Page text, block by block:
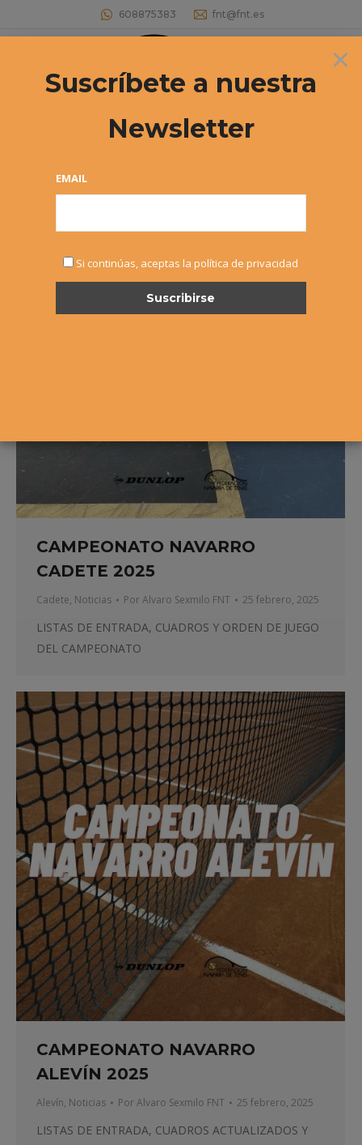
608875383 fnt@fnt.es
Buscar:
Archivos por mes: febrero 2025
CAMPEONATO NAVARRO
CADETE 2025
Cadete, Noticias PorAlvaro Sexmilo FNT 25 febrero, 2025
LISTAS DE ENTRADA, CUADROS Y ORDEN DE JUEGO
DEL CAMPEONATO
CAMPEONATO NAVARRO
ALEVÍN 2025
Alevín, Noticias PorAlvaro Sexmilo FNT 25 febrero, 2025
LISTAS DE ENTRADA, CUADROS ACTUALIZADOS Y
×
Suscríbete a nuestra
Newsletter
EMAIL
Si continúas, aceptas la política de privacidad